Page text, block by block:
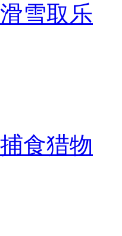
雪取乐
食猎物